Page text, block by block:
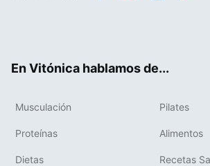
En Vitónica hablamos de...
Musculación Pilates
Proteínas Alimentos
Dietas Recetas